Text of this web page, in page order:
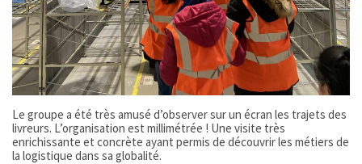
Le groupe a été très amusé d’observer sur un écran les trajets des
livreurs. L’organisation est millimétrée ! Une visite très
enrichissante et concrète ayant permis de découvrir les métiers de
la logistique dans sa globalité.